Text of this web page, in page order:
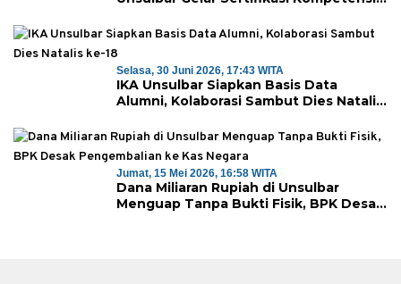
Selasa, 30 Juni 2026, 17:43 WITA
IKA Unsulbar Siapkan Basis Data
Alumni, Kolaborasi Sambut Dies Natalis
Jumat, 15 Mei 2026, 16:58 WITA
Dana Miliaran Rupiah di Unsulbar
Menguap Tanpa Bukti Fisik, BPK Desak